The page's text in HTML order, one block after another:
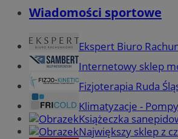
Wiadomości sportowe
Ekspert Biuro
Internetowy sklep
Fizjoterapia Ruda
Klimatyzacje -
Książeczka
Największy sklep z